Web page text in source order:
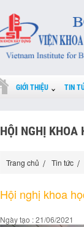
GIỚI THIỆU TIN
HỘI NGHỊ KHOA
Trang chủ Tin tức
Hội nghị khoa
Ngày tạo : 21/06/2021